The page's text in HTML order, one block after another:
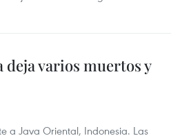
varios muertos y
a Java Oriental, Indonesia. Las